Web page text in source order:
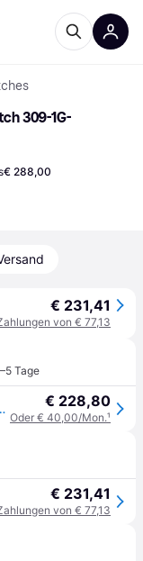
309-1G-
€ 288,00
€ 231,41
von € 77,13
Tage
10G SFP+ / 1x 1G RJ45) € 228,80
Oder € 40,00/Mon.¹
€ 231,41
von € 77,13